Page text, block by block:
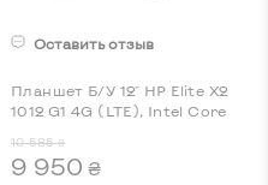
Оставить отзыв
Планшет Б/У 12" HP Elite X2
1012 G1 4G (LTE), Intel Core
10 585 ₴
9 950 ₴